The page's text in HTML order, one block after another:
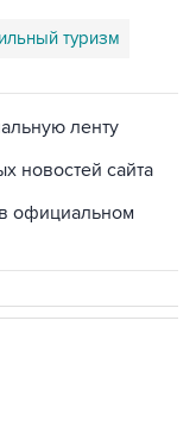
туризм
ленту
новостей сайта
официальном